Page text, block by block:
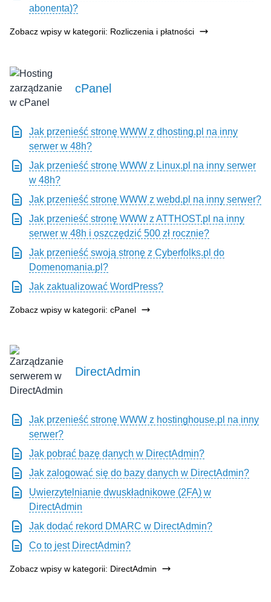
abonenta)?
Zobacz wpisy w kategorii: Rozliczenia i płatności
cPanel
Jak przenieść stronę WWW z dhosting.pl na inny
serwer w 48h?
Jak przenieść stronę WWW z Linux.pl na inny serwer
w 48h?
Jak przenieść stronę WWW z webd.pl na inny serwer?
Jak przenieść stronę WWW z ATTHOST.pl na inny
serwer w 48h i oszczędzić 500 zł rocznie?
Jak przenieść swoją stronę z Cyberfolks.pl do
Domenomania.pl?
Jak zaktualizować WordPress?
Zobacz wpisy w kategorii: cPanel
DirectAdmin
Jak przenieść stronę WWW z hostinghouse.pl na inny
serwer?
Jak pobrać bazę danych w DirectAdmin?
Jak zalogować się do bazy danych w DirectAdmin?
Uwierzytelnianie dwuskładnikowe (2FA) w
DirectAdmin
Jak dodać rekord DMARC w DirectAdmin?
Co to jest DirectAdmin?
Zobacz wpisy w kategorii: DirectAdmin